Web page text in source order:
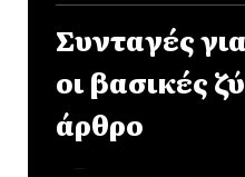
Συνταγές
οι βασικές
άρθρο